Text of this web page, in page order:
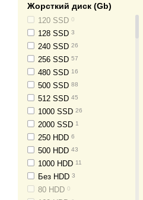
Жорсткий диск (Gb)
120 SSD 0
128 SSD 3
240 SSD 26
256 SSD 57
480 SSD 16
500 SSD 88
512 SSD 45
1000 SSD 26
2000 SSD 1
250 HDD 6
500 HDD 43
1000 HDD 11
Без HDD 3
80 HDD 0